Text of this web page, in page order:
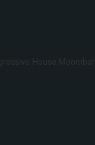
House